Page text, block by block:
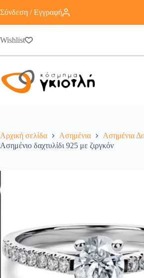
Σύνδεση / Εγγραφή
Wishlist
Αρχική σελίδα Ασημένια
Ασημένια
Ασημένιο δαχτυλίδι 925 με ζιργκόν